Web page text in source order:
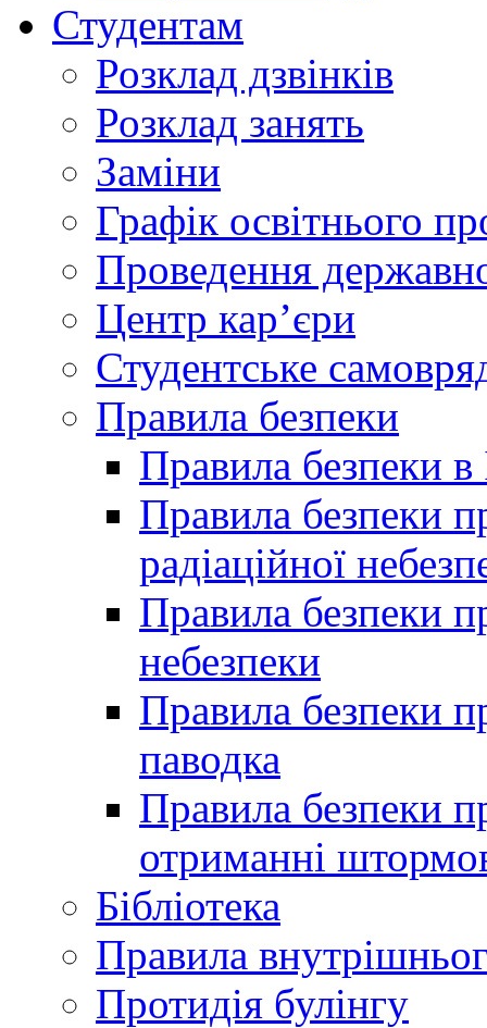
Студентам
Розклад дзвінків
Розклад занять
Заміни
Графік освітнього
Проведення
Центр кар’єри
Студентське
Правила безпеки
Правила безпеки в
Правила безпеки
радіаційної
Правила безпеки
небезпеки
Правила безпеки
паводка
Правила безпеки
отриманні
Бібліотека
Правила
Протидія булінгу